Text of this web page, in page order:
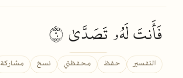
فَأَنتَ لَهُۥتَصَدَّىٰ
التفسير حفظ محفظتي نسخ مشاركة